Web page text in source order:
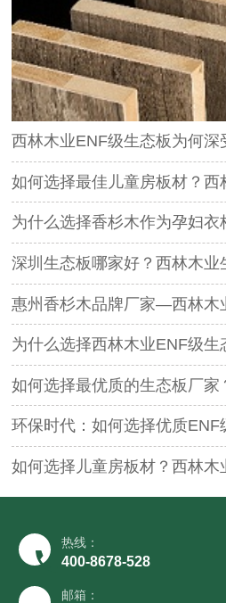
西林木业ENF级生态板为何深
如何选择最佳儿童房板材？西林
为什么选择香杉木作为孕妇衣
深圳生态板哪家好？西林木业
惠州香杉木品牌厂家—西林木
为什么选择西林木业ENF级生
如何选择最优质的生态板厂家
环保时代：如何选择优质ENF
如何选择儿童房板材？西林木业的
热线：
400-8678-528
邮箱：